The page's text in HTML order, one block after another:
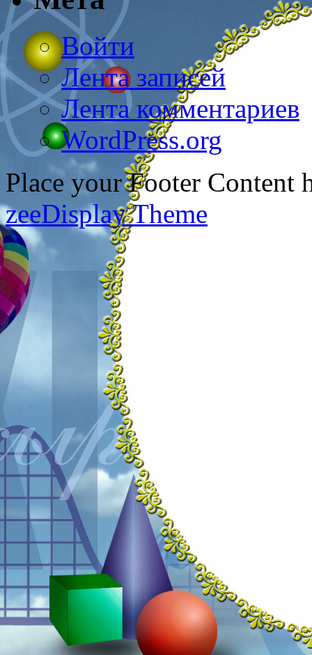
Войти
Лента записей
Лента комментариев
WordPress.org
Place your Footer Content
zeeDisplay Theme